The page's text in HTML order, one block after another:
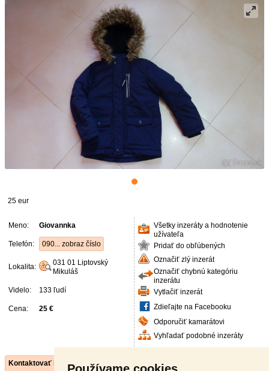
25 eur
Meno: Giovannka
Telefón: 090... zobraz číslo
Lokalita: 031 01 Liptovský
Mikuláš
Videlo: 133 ľudí
Cena: 25 €
Všetky inzeráty a hodnotenie
užívateľa
Pridať do obľúbených
Označiť zlý inzerát
Označiť chybnú kategóriu
inzerátu
Vytlačiť inzerát
Zdieľajte na Facebooku
Odporučiť kamarátovi
Vyhľadať podobné inzeráty
Kontaktovať inzerenta e-mailom